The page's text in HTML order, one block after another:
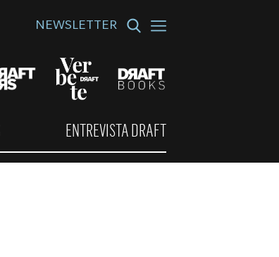
NEWSLETTER
ENTREVISTA DRAFT